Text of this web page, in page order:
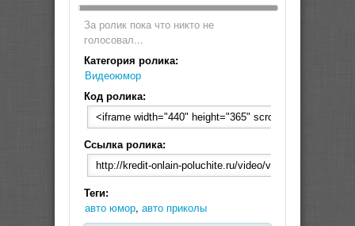
За ролик пока что никто не
голосовал...
Категория ролика:
Видеоюмор
Код ролика:
Ссылка ролика:
Теги:
авто юмор, авто приколы